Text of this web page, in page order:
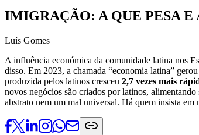
IMIGRAÇÃO: A QUE PESA E
Luís Gomes
A influência económica da comunidade latina nos
disso. Em 2023, a chamada “economia latina”
produzida pelos latinos cresceu 2,7 vezes mais
novos negócios são criados por latinos,
abstrato nem um mal universal. Há quem insista